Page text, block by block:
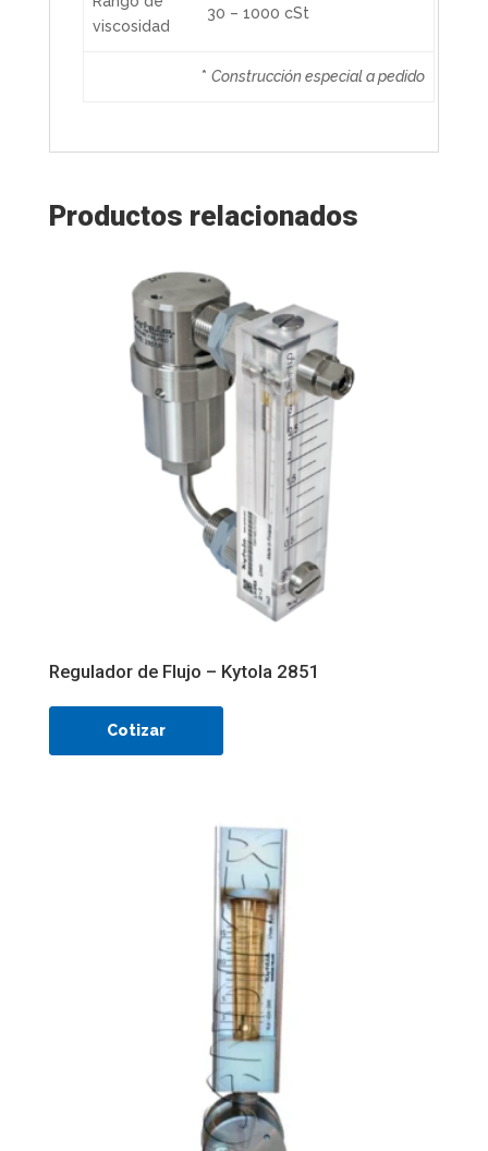
viscosidad
30 – 1000 cSt
* Construcción especial a pedido
Productos relacionados
Regulador de Flujo – Kytola 2851
Cotizar